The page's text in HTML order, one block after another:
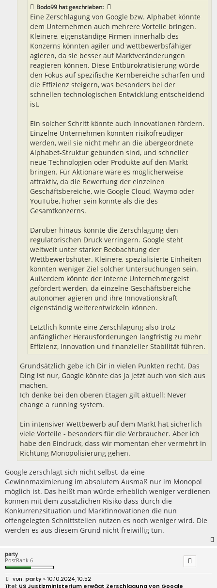
Bodo99 hat geschrieben:
Eine Zerschlagung von Google bzw. Alphabet könnte
dem Unternehmen auch mehrere Vorteile bringen.
Kleinere, eigenständige Firmen innerhalb des
Konzerns könnten agiler und wettbewerbsfähiger
agieren, da sie besser auf Marktveränderungen
reagieren können. Diese Entbürokratisierung würde
den Fokus auf spezifische Kernbereiche schärfen und
die Effizienz steigern, was besonders bei der
schnellen technologischen Entwicklung entscheidend
ist.
Ein solcher Schritt könnte auch Innovationen fördern.
Einzelne Unternehmen könnten risikofreudiger
werden, weil sie nicht mehr an die übergeordnete
Alphabet-Struktur gebunden sind, und schneller
neue Technologien oder Produkte auf den Markt
bringen. Für Aktionäre wäre es möglicherweise
attraktiv, da die Bewertung der einzelnen
Geschäftsbereiche, wie Google Cloud, Waymo oder
YouTube, höher sein könnte als die des
Gesamtkonzerns.
Darüber hinaus könnte die Zerschlagung den
regulatorischen Druck verringern. Google steht
weltweit unter starker Beobachtung der
Wettbewerbshüter. Kleinere, spezialisierte Einheiten
könnten weniger Ziel solcher Untersuchungen sein.
Außerdem könnte der interne Unternehmergeist
gefördert werden, da einzelne Geschäftsbereiche
autonomer agieren und ihre Innovationskraft
eigenständig weiterentwickeln können.
Letztlich könnte eine Zerschlagung also trotz
anfänglicher Herausforderungen langfristig zu mehr
Effizienz, Innovation und finanzieller Stabilität führen.
Grundsätzlich gebe ich Dir in vielen Punkten recht. Das
Ding ist nur, Google könnte das ja jetzt auch von sich aus
machen.
Ich denke bei den oberen Etagen gilt aktuell: Never
change a running system.
Ein intensiver Wettbewerb auf dem Markt hat sicherlich
viele Vorteile - besonders für die Verbraucher. Aber ich
habe den Eindruck, dass wir momentan eher vermehrt in
Richtung Monopolisierung gehen.
Google zerschlägt sich nicht selbst, da eine
Gewinnmaximierung im absolutem Ausmaß nur im Monopol
möglich ist. Das heißt man würde erheblich weniger verdienen
können mit dem zusätzlichen Risiko dass durch die
Konkurrenzsituation und Marktinnovationen die nun
offengelegten Schnittstellen nutzen es noch weniger wird. Die
werden es aus diesem Grund nicht freiwillig tun.
party
PostRank 6
B
e
party» 10.10.2024, 10:52
US Justizministerium erwägt Zerschlagung von Google